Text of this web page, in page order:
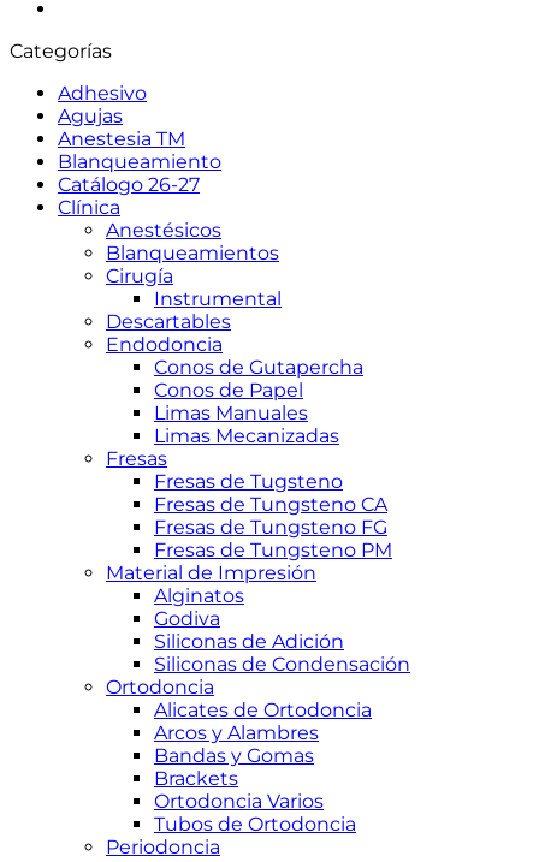
Categorías
Adhesivo
Agujas
Anestesia TM
Blanqueamiento
Catálogo 26-27
Clínica
Anestésicos
Blanqueamientos
Cirugía
Instrumental
Descartables
Endodoncia
Conos de Gutapercha
Conos de Papel
Limas Manuales
Limas Mecanizadas
Fresas
Fresas de Tugsteno
Fresas de Tungsteno CA
Fresas de Tungsteno FG
Fresas de Tungsteno PM
Material de Impresión
Alginatos
Godiva
Siliconas de Adición
Siliconas de Condensación
Ortodoncia
Alicates de Ortodoncia
Arcos y Alambres
Bandas y Gomas
Brackets
Ortodoncia Varios
Tubos de Ortodoncia
Periodoncia